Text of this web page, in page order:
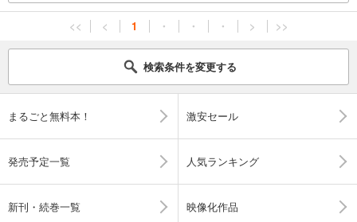
<< < 1 ・ ・ ・ > >>
検索条件を変更する
まるごと無料本！ 激安セール
発売予定一覧 人気ランキング
新刊・続巻一覧 映像化作品